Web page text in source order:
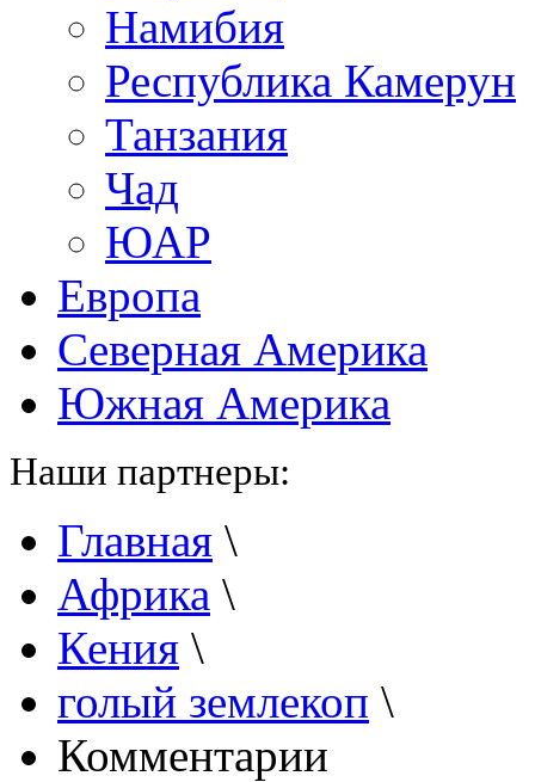
Намибия
Республика Камерун
Танзания
Чад
ЮАР
Европа
Северная Америка
Южная Америка
Наши партнеры:
Главная \
Африка \
Кения \
голый землекоп \
Комментарии